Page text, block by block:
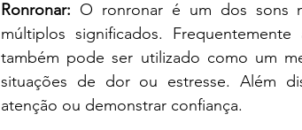
Ronronar: O ronronar é um dos sons
múltiplos significados.
também pode ser utilizado como um
situações de dor ou estresse. Além
atenção ou demonstrar confiança.